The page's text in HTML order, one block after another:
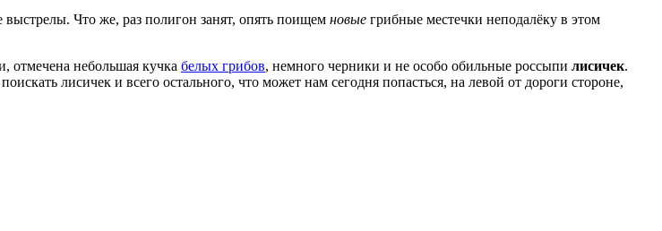
выстрелы. Что же, раз полигон занят, опять поищем новые грибные местечки неподалёку в этом
отмечена небольшая кучка белых грибов, немного черники и не особо обильные россыпи лисичек.
лисичек и всего остального, что может нам сегодня попасться, на левой от дороги стороне,